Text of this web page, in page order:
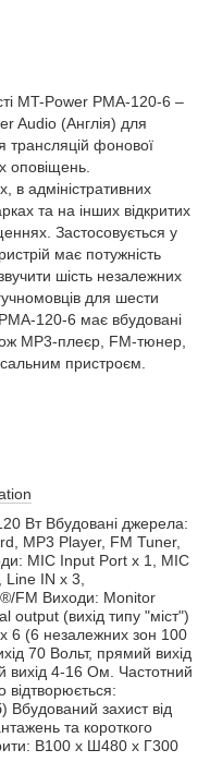
MT-Power PMA-120-6 –
Audio (Англія) для
трансляцій фонової
оповіщень.
в адміністративних
та на інших відкритих
Застосовується у
має потужність
шість незалежних
для шести
120-6 має вбудовані
MР3-плеєр, FM-тюнер,
пристроєм.
Вт Вбудовані джерела:
MP3 Player, FM Tuner,
MIC Input Port x 1, MIC
IN x 3,
FM Виходи: Monitor
output (вихід типу "міст")
6 (6 незалежних зон 100
70 Вольт, прямий вихід
вихід 4-16 Ом. Частотний
відтворюється:
захист від
та короткого
В100 x Ш480 x Г300